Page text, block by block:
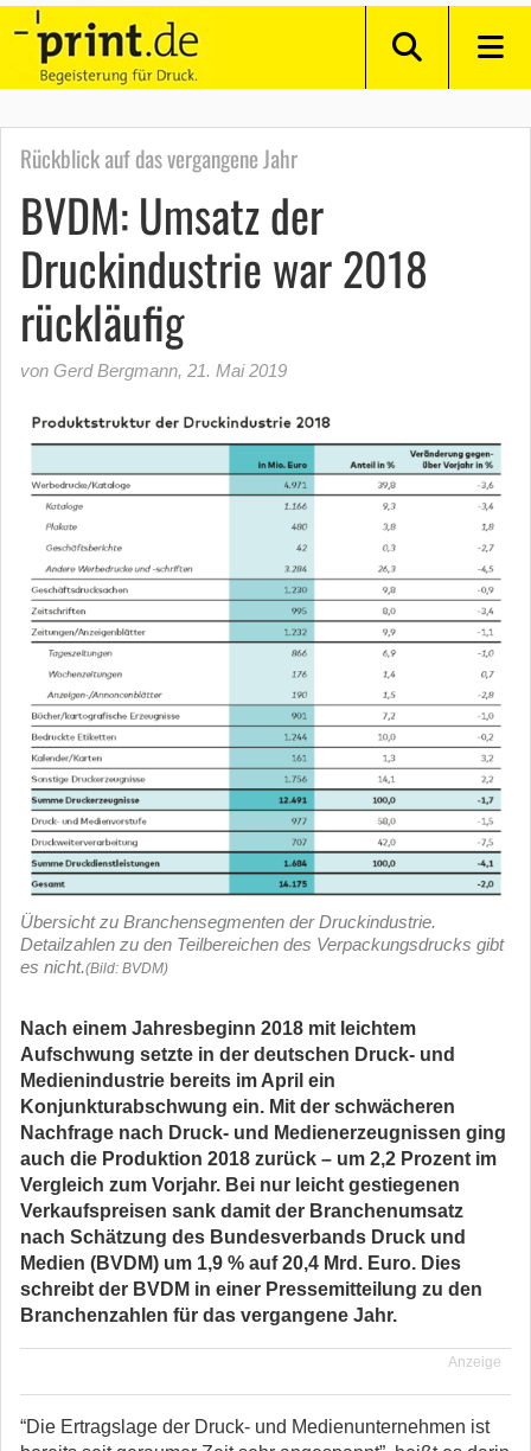
Rückblick auf das vergangene Jahr
BVDM: Umsatz der
Druckindustrie war 2018
rückläufig
von Gerd Bergmann, 21. Mai 2019
Übersicht zu Branchensegmenten der Druckindustrie.
Detailzahlen zu den Teilbereichen des Verpackungsdrucks gibt
es nicht.(Bild: BVDM)
Nach einem Jahresbeginn 2018 mit leichtem
Aufschwung setzte in der deutschen Druck- und
Medienindustrie bereits im April ein
Konjunkturabschwung ein. Mit der schwächeren
Nachfrage nach Druck- und Medienerzeugnissen ging
auch die Produktion 2018 zurück – um 2,2 Prozent im
Vergleich zum Vorjahr. Bei nur leicht gestiegenen
Verkaufspreisen sank damit der Branchenumsatz
nach Schätzung des Bundesverbands Druck und
Medien (BVDM) um 1,9 % auf 20,4 Mrd. Euro. Dies
schreibt der BVDM in einer Pressemitteilung zu den
Branchenzahlen für das vergangene Jahr.
Anzeige
“Die Ertragslage der Druck- und Medienunternehmen ist